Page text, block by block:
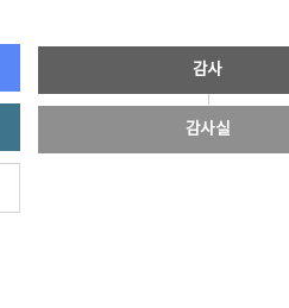
감사
감사실